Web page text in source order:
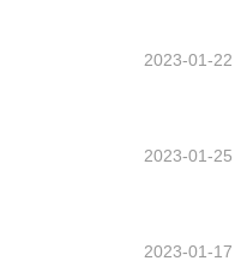
2023-01-22
2023-01-25
2023-01-17